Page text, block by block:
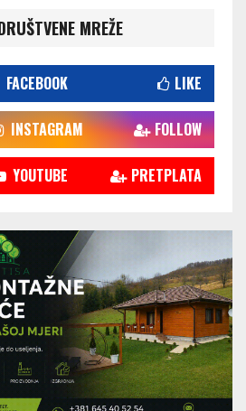
MREŽE
FACEBOOK LIKE
INSTAGRAM FOLLOW
YOUTUBE PRETPLATA